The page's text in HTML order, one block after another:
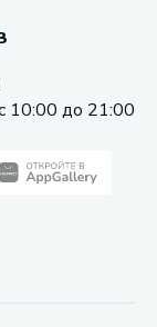
10:00 до 21:00